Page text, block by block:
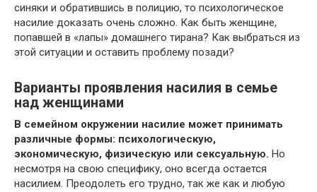
синяки и обратившись в полицию, то психологическое
насилие доказать очень сложно. Как быть женщине,
попавшей в «лапы» домашнего тирана? Как выбраться из
этой ситуации и оставить проблему позади?
Варианты проявления насилия в семье
над женщинами
В семейном окружении насилие может принимать
различные формы: психологическую,
экономическую, физическую или сексуальную. Но
несмотря на свою специфику, оно всегда остается
насилием. Преодолеть его трудно, так же как и любую